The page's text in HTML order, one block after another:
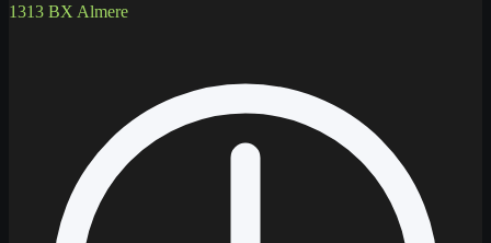
1313 BX Almere